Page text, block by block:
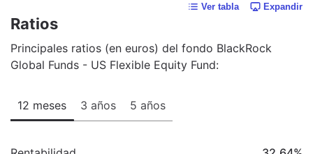
Ver tabla Expandir
Ratios
Principales ratios (en euros) del fondo BlackRock
Global Funds - US Flexible Equity Fund:
12 meses 3 años 5 años